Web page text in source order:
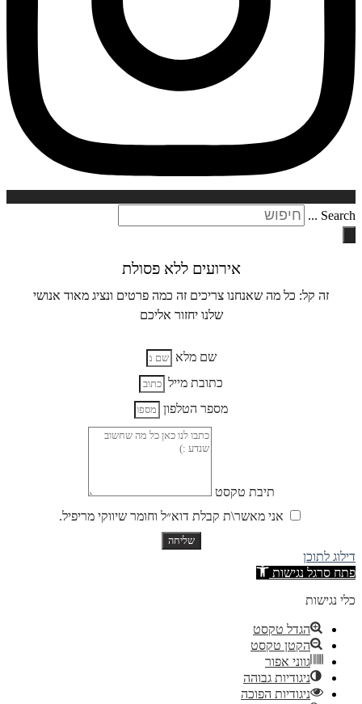
Search ...
אירועים ללא פסולת
זה קל: כל מה שאנחנו צריכים זה כמה פרטים ונציג מאוד אנושי
שלנו יחזור אליכם
שם מלא
כתובת מייל
מספר הטלפון
תיבת טקסט
אני מאשר\ת קבלת דוא״ל וחומר שיווקי מריפיל.
שליחה
דילוג לתוכן
פתח סרגל נגישות
כלי נגישות
הגדל טקסט
הקטן טקסט
גווני אפור
ניגודיות גבוהה
ניגודיות הפוכה